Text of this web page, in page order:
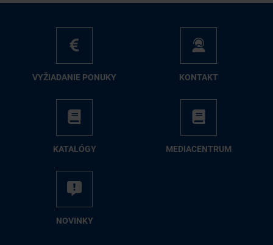
VY­ŽIA­DA­NIE PO­NU­KY KON­TAKT
KA­TA­LÓ­GY ME­DIA­CEN­TRUM
NO­VIN­KY